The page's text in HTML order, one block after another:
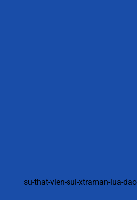
su-that-vien-sui-xtraman-lua-dao